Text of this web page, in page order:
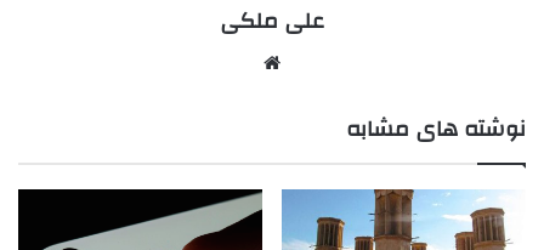
علی ملکی
نوشته های مشابه